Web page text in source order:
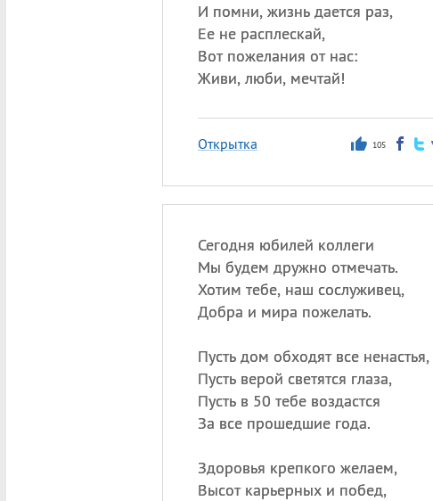
И помни, жизнь дается раз,
Ее не расплескай,
Вот пожелания от нас:
Живи, люби, мечтай!
Открытка 105
Сегодня юбилей коллеги
Мы будем дружно отмечать.
Хотим тебе, наш сослуживец,
Добра и мира пожелать.
Пусть дом обходят все ненастья,
Пусть верой светятся глаза,
Пусть в 50 тебе воздастся
За все прошедшие года.
Здоровья крепкого желаем,
Высот карьерных и побед,